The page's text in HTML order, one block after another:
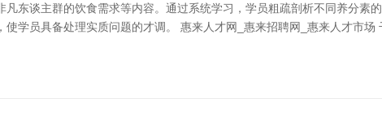
东谈主群的饮食需求等内容。通过系统学习，学员粗疏剖析不同养分
使学员具备处理实质问题的才调。 惠来人才网_惠来招聘网_惠来人才市场